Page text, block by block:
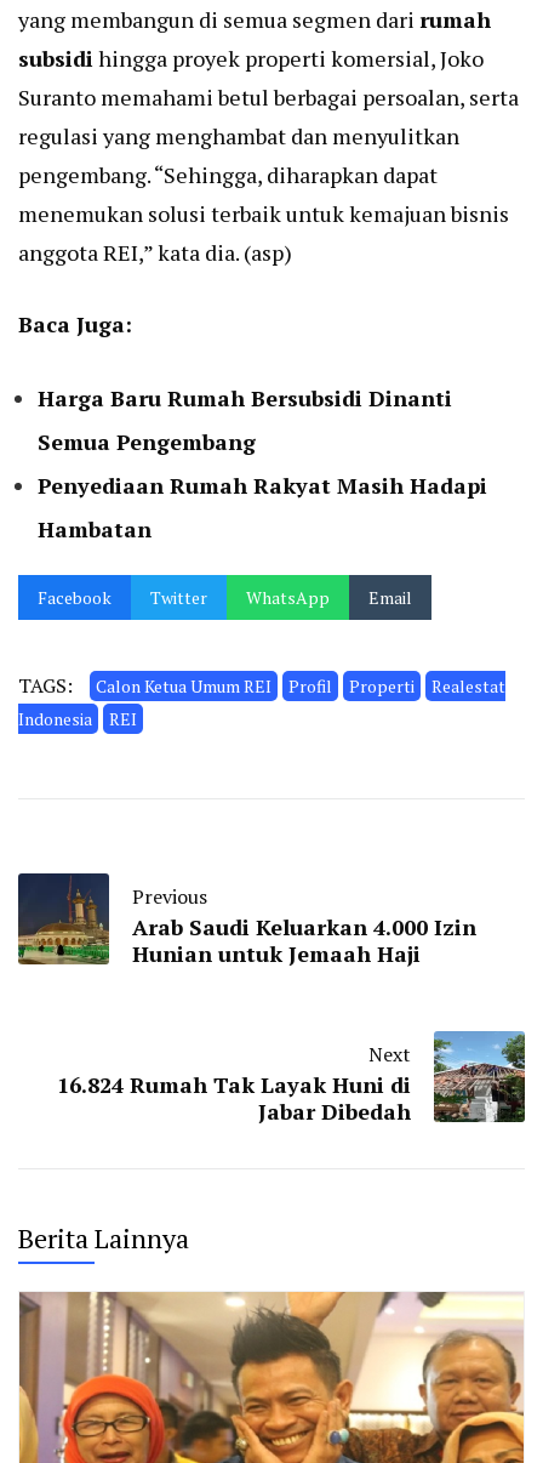
yang membangun di semua segmen dari rumah
subsidi hingga proyek properti komersial, Joko
Suranto memahami betul berbagai persoalan, serta
regulasi yang menghambat dan menyulitkan
pengembang. “Sehingga, diharapkan dapat
menemukan solusi terbaik untuk kemajuan bisnis
anggota REI,” kata dia. (asp)
Baca Juga:
Harga Baru Rumah Bersubsidi Dinanti
Semua Pengembang
Penyediaan Rumah Rakyat Masih Hadapi
Hambatan
Facebook Twitter WhatsApp Email
TAGS: Calon Ketua Umum REI Profil Properti
Realestat
Indonesia
REI
Previous
Arab Saudi Keluarkan 4.000 Izin
Hunian untuk Jemaah Haji
Next
16.824 Rumah Tak Layak Huni di
Jabar Dibedah
Berita Lainnya